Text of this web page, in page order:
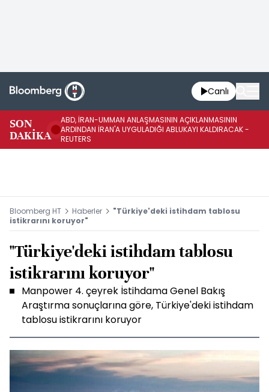
Canlı
SON
DAKİKA
ABD, İRAN-UMMAN ANLAŞMASININ AÇIKLANMASININ
ARDINDAN İRAN'A UYGULADIĞI ABLUKAYI KALDIRACAK -
REUTERS
Bloomberg HT Haberler
"Türkiye'deki istihdam tablosu
istikrarını koruyor"
"Türkiye'deki istihdam tablosu
istikrarını koruyor"
Manpower 4. çeyrek İstihdama Genel Bakış
Araştırma sonuçlarına göre, Türkiye'deki istihdam
tablosu istikrarını koruyor